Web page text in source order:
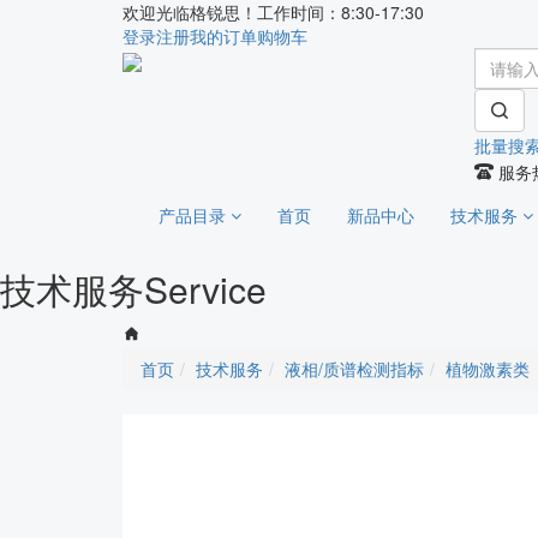
欢迎光临格锐思！工作时间：8:30-17:30
登录注册我的订单购物车
批量搜
服务
产品目录
首页 新品中心 技术服务
技术服务Service
首页 技术服务 液相/质谱检测指标 植物激素类